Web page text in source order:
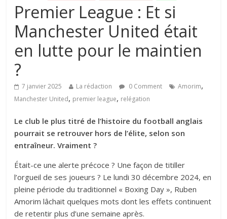
Premier League : Et si
Manchester United était
en lutte pour le maintien
?
7 janvier 2025 La rédaction 0 Comment Amorim,
Manchester United, premier league, relégation
Le club le plus titré de l’histoire du football anglais
pourrait se retrouver hors de l’élite, selon son
entraîneur. Vraiment ?
Était-ce une alerte précoce ? Une façon de titiller
l’orgueil de ses joueurs ? Le lundi 30 décembre 2024, en
pleine période du traditionnel « Boxing Day », Ruben
Amorim lâchait quelques mots dont les effets continuent
de retentir plus d’une semaine après.